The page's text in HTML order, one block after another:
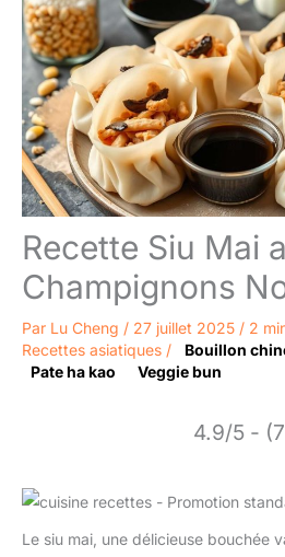
Recette Siu Mai
Champignons
Par Lu Cheng / 27 juillet 2025 / 2
Recettes asiatiques / Bouillon
Pate ha kao
Veggie bun
4.9/5 -
Le siu mai, une délicieuse bouchée